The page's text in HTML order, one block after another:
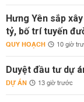
Hưng Yên sắp
tỷ, bố trí tuyến
QUY HOẠCH 10 giờ
Duyệt đầu tư dự
DỰ ÁN 13 giờ trước